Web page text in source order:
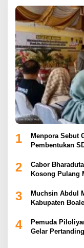
1
Menpora Sebut
Pembentukan
2
Cabor
Kosong Pulang
3
Muchsin Abdul
Kabupaten
4
Pemuda
Gelar